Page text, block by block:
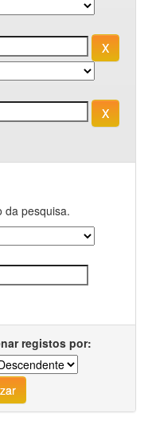
da pesquisa.
registos por: